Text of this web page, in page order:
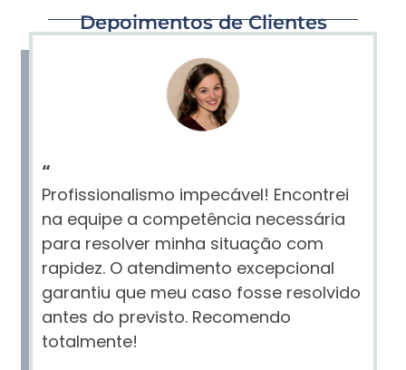
Depoimentos de Clientes
“
Profissionalismo impecável! Encontrei
na equipe a competência necessária
para resolver minha situação com
rapidez. O atendimento excepcional
garantiu que meu caso fosse resolvido
antes do previsto. Recomendo
totalmente!